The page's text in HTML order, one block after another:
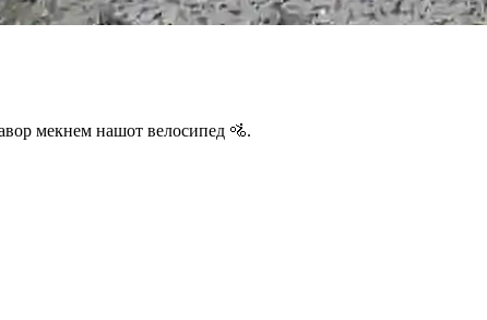
мекнем нашот велосипед 🚵.